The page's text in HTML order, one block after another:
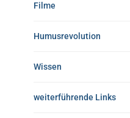
Filme
Humusrevolution
Wissen
weiterführende Links